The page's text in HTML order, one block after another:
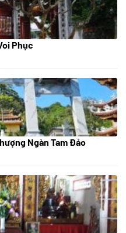
Phục
Ngàn Tam Đảo